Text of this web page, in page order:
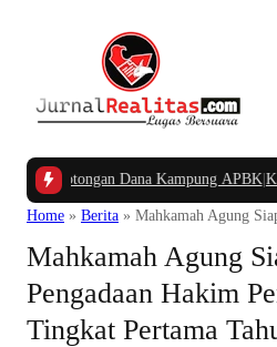
Potongan Dana Kampung APBK |Kasus
Home » Berita » Mahkamah Agung
Mahkamah Agung
Pengadaan Hakim
Tingkat Pertama